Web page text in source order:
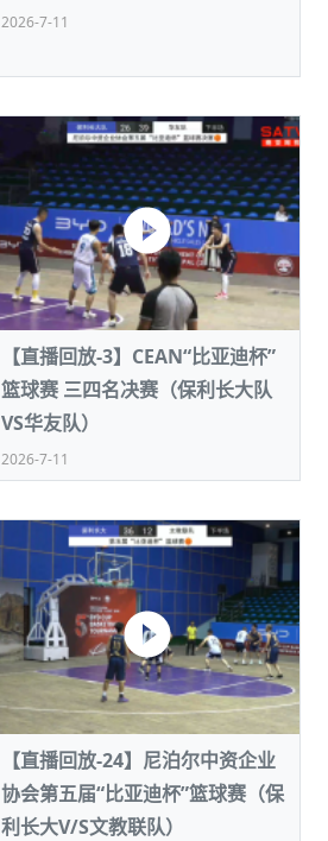
2026-7-11
【直播回放-3】CEAN“比亚迪杯”
篮球赛 三四名决赛（保利长大队
VS华友队）
2026-7-11
【直播回放-24】尼泊尔中资企业
协会第五届“比亚迪杯”篮球赛（保
利长大V/S文教联队）